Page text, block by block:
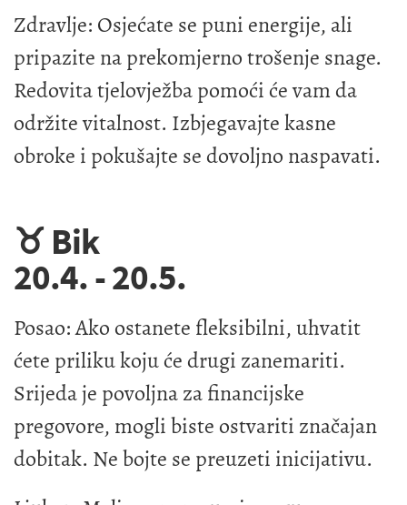
Zdravlje: Osjećate se puni energije, ali
pripazite na prekomjerno trošenje snage.
Redovita tjelovježba pomoći će vam da
održite vitalnost. Izbjegavajte kasne
obroke i pokušajte se dovoljno naspavati.
♉ Bik
20.4. - 20.5.
Posao: Ako ostanete fleksibilni, uhvatit
ćete priliku koju će drugi zanemariti.
Srijeda je povoljna za financijske
pregovore, mogli biste ostvariti značajan
dobitak. Ne bojte se preuzeti inicijativu.